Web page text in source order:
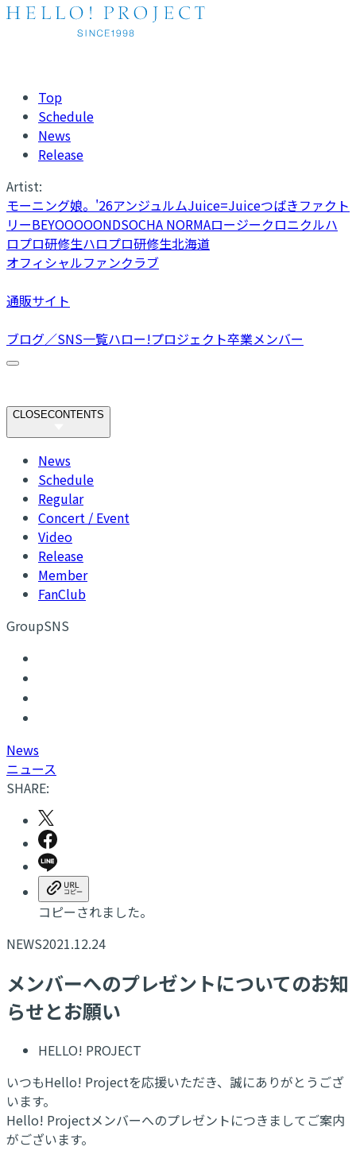
Top
Schedule
News
Release
Artist:
モーニング娘。'26アンジュルムJuice=Juiceつばきファクト
リーBEYOOOOONDSOCHA NORMAロージークロニクルハ
ロプロ研修生ハロプロ研修生北海道
オフィシャルファンクラブ
通販サイト
ブログ／SNS一覧ハロー!プロジェクト卒業メンバー
CLOSECONTENTS
News
Schedule
Regular
Concert / Event
Video
Release
Member
FanClub
GroupSNS
News
ニュース
SHARE:
コピーされました。
NEWS2021.12.24
メンバーへのプレゼントについてのお知
らせとお願い
HELLO! PROJECT
いつもHello! Projectを応援いただき、誠にありがとうござ
います。
Hello! Projectメンバーへのプレゼントにつきましてご案内
がございます。